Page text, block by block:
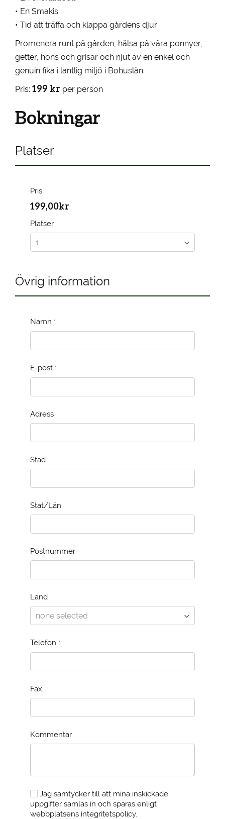
• En Smakis
• Tid att träffa och klappa gårdens djur
Promenera runt på gården, hälsa på våra ponnyer,
getter, höns och grisar och njut av en enkel och
genuin fika i lantlig miljö i Bohuslän.
Pris: 199 kr per person
Bokningar
Platser
Pris
199,00kr
Platser
Övrig information
Namn *
E-post *
Adress
Stad
Stat/Län
Postnummer
Land
Telefon *
Fax
Kommentar
Jag samtycker till att mina inskickade
uppgifter samlas in och sparas enligt
webbplatsens integritetspolicy.